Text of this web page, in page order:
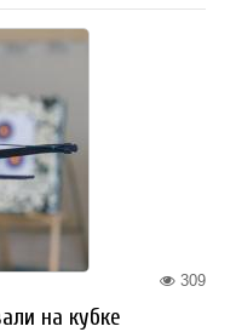
309
на кубке